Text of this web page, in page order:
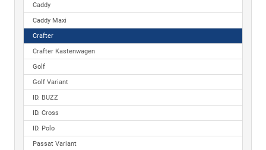
Caddy
Caddy Maxi
Crafter
Crafter Kastenwagen
Golf
Golf Variant
ID. BUZZ
ID. Cross
ID. Polo
Passat Variant